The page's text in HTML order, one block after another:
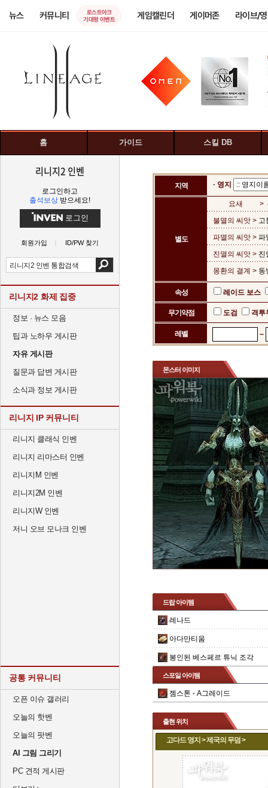
뉴스 커뮤니티
로스트아크
기대평 이벤트
게임캘린더 게이머존 라이브/
홈 가이드 스킬 DB
리니지2 인벤
로그인하고
출석보상 받으세요!
로그인
회원가입 ID/PW 찾기
리니지2 화제 집중
정보 · 뉴스 모음
팁과 노하우 게시판
자유 게시판
질문과 답변 게시판
소식과 정보 게시판
리니지 IP 커뮤니티
리니지 클래식 인벤
리니지 리마스터 인벤
리니지M 인벤
리니지2M 인벤
리니지W 인벤
저니 오브 모나크 인벤
공통 커뮤니티
오픈 이슈 갤러리
오늘의 핫벤
오늘의 팟벤
AI 그림 그리기
PC 견적 게시판
지역 · 영지
별도
요새 >
불멸의 씨앗 > 고
파멸의 씨앗 > 파
진멸의 씨앗 > 진
몽환의 결계 > 동
속성 레이드 보스
무기약점 도검 격
레벨 ~
몬스터 이미지
드랍 아이템
레나드
아다만티움
봉인된 베스페르 튜닉 조각
스포일 아이템
젬스톤 - A그레이드
출현 위치
고다드 영지 > 제국의 무덤 >